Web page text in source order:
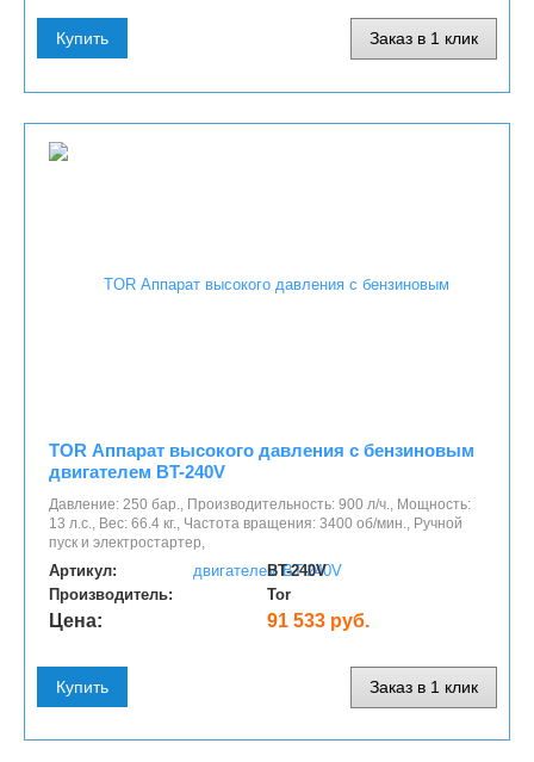
Купить Заказ в 1 клик
TOR Аппарат высокого давления с бензиновым
двигателем BT-240V
Давление: 250 бар., Производительность: 900 л/ч., Мощность:
13 л.с., Вес: 66.4 кг., Частота вращения: 3400 об/мин., Ручной
пуск и электростартер,
Артикул:
BT-240V
Производитель:
Tor
Цена: 91 533 руб.
Купить Заказ в 1 клик